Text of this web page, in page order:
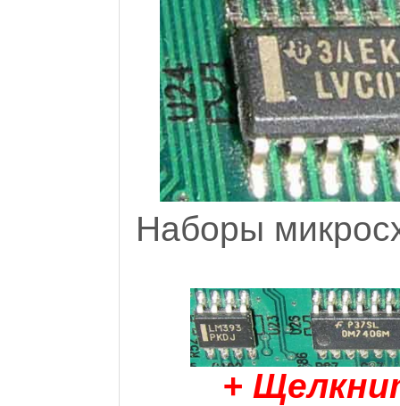
Наборы
+